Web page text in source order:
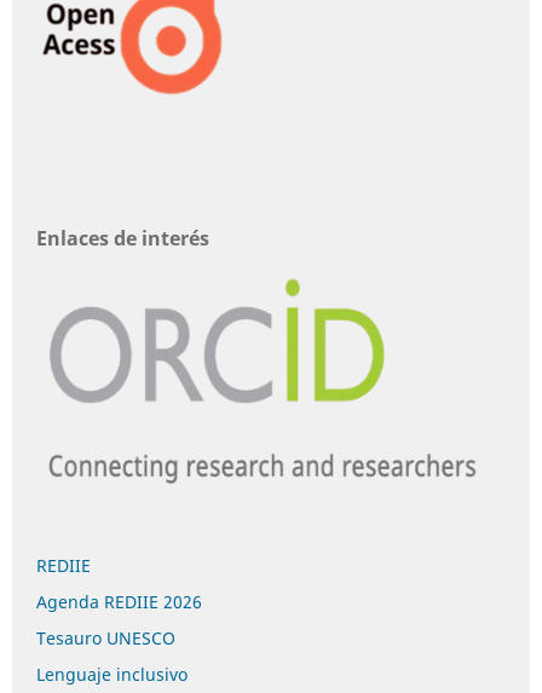
Enlaces de interés
REDIIE
Agenda REDIIE 2026
Tesauro UNESCO
Lenguaje inclusivo